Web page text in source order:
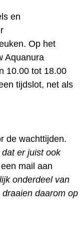
en
Op het
Aquanura
10.00 tot 18.00
tijdslot, net als
de wachttijden.
er juist ook
mail aan
onderdeel van
daarom op